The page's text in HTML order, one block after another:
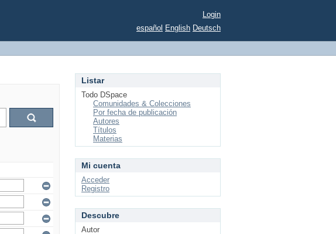
Login
español English Deutsch
Listar
Todo DSpace
Comunidades & Colecciones
Por fecha de publicación
Autores
Títulos
Materias
Mi cuenta
Acceder
Registro
Descubre
Autor